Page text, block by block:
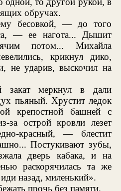
обручах.
бесовкой, — до того
— ее нагота... Дышит
потом... Михайла
крикнул дико,
не ударив, выскочил на
закат меркнул в дали
пьяный. Хрустит ледок
крепостной башней с
за острой кровли лезет
красный, — блестит
Постукивают зубы,
дверь кабака, и на
раскорячилась та же
назад, миленький».
прочь без памяти.